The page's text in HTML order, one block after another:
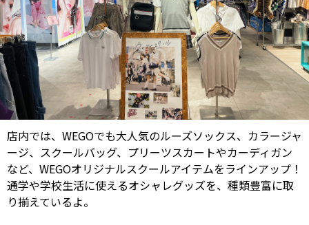
店内では、WEGOでも大人気のルーズソックス、カラージャ
ージ、スクールバッグ、プリーツスカートやカーディガン
など、WEGOオリジナルスクールアイテムをラインアップ！
通学や学校生活に使えるオシャレグッズを、種類豊富に取
り揃えているよ。